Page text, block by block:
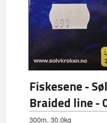
Fiskesene -
Braided line -
300m, 30.0kg